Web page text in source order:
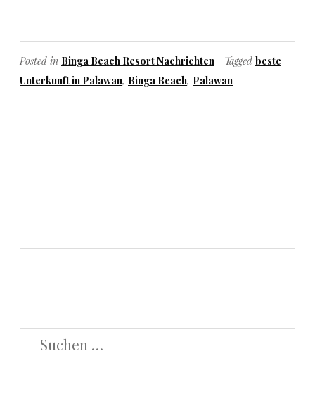
Posted in Binga Beach Resort Nachrichten Tagged beste
Unterkunft in Palawan, Binga Beach, Palawan